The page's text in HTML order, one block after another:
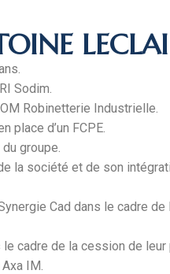
Sodim.
Robinetterie Industrielle.
d’un FCPE.
groupe.
société et de son
Cad dans le cadre de
cadre de la cession de leur
IM.